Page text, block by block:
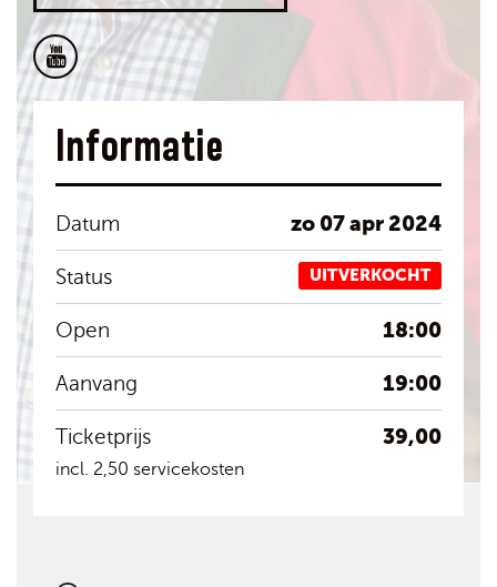
Informatie
Datum zo 07 apr 2024
Status UITVERKOCHT
Open 18:00
Aanvang 19:00
Ticketprijs 39,00
incl. 2,50 servicekosten